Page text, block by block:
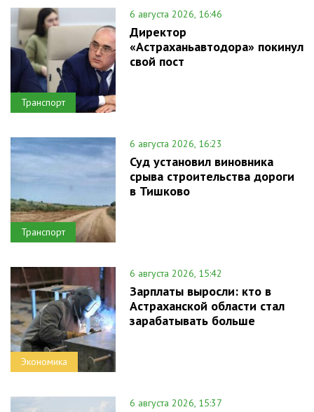
Транспорт
6 августа 2026, 16:46
Директор
«Астраханьавтодора» покинул
свой пост
Транспорт
6 августа 2026, 16:23
Суд установил виновника
срыва строительства дороги
в Тишково
Экономика
6 августа 2026, 15:42
Зарплаты выросли: кто в
Астраханской области стал
зарабатывать больше
6 августа 2026, 15:37